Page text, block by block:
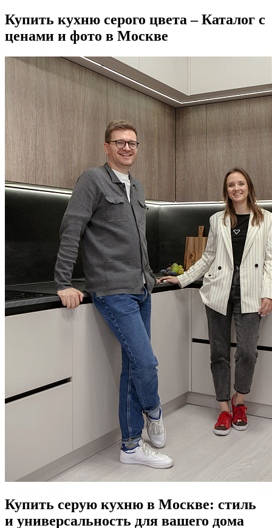
Купить кухню серого цвета – Каталог с
ценами и фото в Москве
Купить серую кухню в Москве: стиль
и универсальность для вашего дома